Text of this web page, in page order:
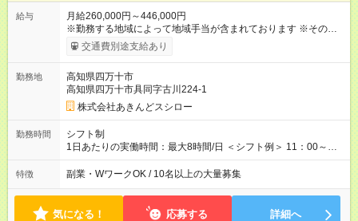
給与
月給260,000円～446,000円
※勤務する地域によって地域手当が含まれております ※その他ブ
ロック外勤務手当を支給。1分単位での残業代（100％支給）や
年3回の賞与、諸手当も別途支給します。 ＜月給例＞ 【例1】転
合：月給28万円＋残業代・諸手当 ※地域手当2万円が含まれま
す。 【例2】転居可能の「ブロック限定勤務制度」の場合 ブロ
ック外東京23区内勤務の場合：月給29万5000円＋残業代・諸手
当 ※地域手当2万円やブロック外勤務手当1万5000円が含まれま
す。 ＜水準以上の収入を得られる環境！＞ 全社員の平均年収は
603万円（平均月給38万9000円／2025年度実績）で、店長の平
らに自己負担額2万円の寮や各種手当があるため「前職より貯金
できている」と話す社員が多くいます！ 【試用期間】試用期間
あり 試用期間の長さ：3ヶ月 雇用形態、給与は本採用時と同じ
です。
交通費別途支給あり
勤務地
高知県四万十市
高知県四万十市具同字古川224-1
株式会社あきんどスシロー
勤務時間
シフト制
1日あたりの実働時間：最大8時間/日 ＜シフト例＞ 11：00～
20：00、12：00～21：00、15：00～24：00 ※1ヶ月単位の変
形労働時間制（週平均実働40時間） ◎残業は月30h程度。1店舗
出勤前にジムに通う社員も多くいま す。繁忙期以外は1日通して
働くことがほぼありません！
特徴 副業・WワークOK / 10名以上の大量募集
気になる！ 応募する 詳細へ